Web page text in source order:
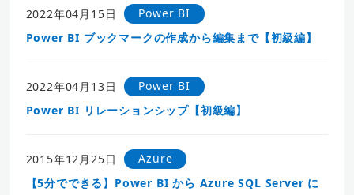
2022年04月15日
Power BI
Power BI ブックマークの作成から編集まで【初級編】
2022年04月13日
Power BI
Power BI リレーションシップ【初級編】
2015年12月25日
Azure
【5分でできる】Power BI から Azure SQL Server に